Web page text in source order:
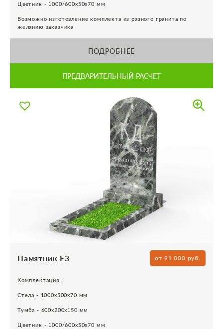
Цветник - 1000/600х50х70 мм
Возможно изготовление комплекта из разного гранита по
желанию заказчика
ПОДРОБНЕЕ
ПРЕДВАРИТЕЛЬНЫЙ РАСЧЕТ
Памятник Е3 от 91 000 руб.
Комплектация:
Стела - 1000х500х70 мм
Тумба - 600х200х150 мм
Цветник - 1000/600х50х70 мм